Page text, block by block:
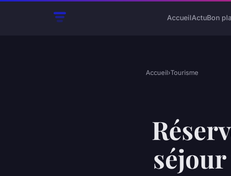
AccueilActuBon
Accueil›Tourisme